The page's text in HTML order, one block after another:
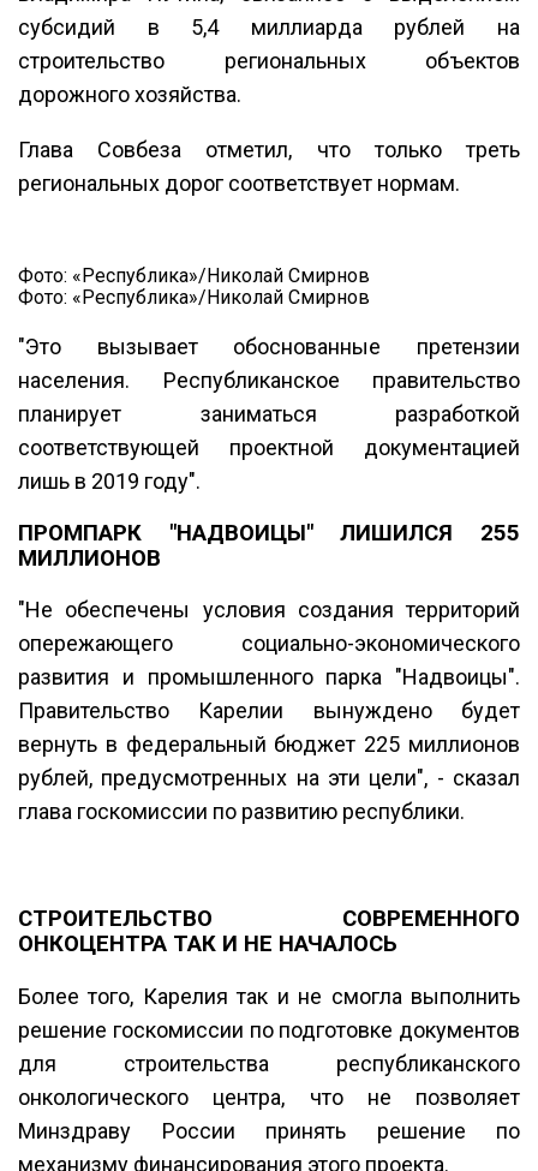
субсидий в 5,4 миллиарда рублей на
строительство региональных объектов
дорожного хозяйства.
Глава Совбеза отметил, что только треть
региональных дорог соответствует нормам.
Фото: «Республика»/Николай Смирнов
Фото: «Республика»/Николай Смирнов
"Это вызывает обоснованные претензии
населения. Республиканское правительство
планирует заниматься разработкой
соответствующей проектной документацией
лишь в 2019 году".
ПРОМПАРК "НАДВОИЦЫ" ЛИШИЛСЯ 255
МИЛЛИОНОВ
"Не обеспечены условия создания территорий
опережающего социально-экономического
развития и промышленного парка "Надвоицы".
Правительство Карелии вынуждено будет
вернуть в федеральный бюджет 225 миллионов
рублей, предусмотренных на эти цели", - сказал
глава госкомиссии по развитию республики.
СТРОИТЕЛЬСТВО СОВРЕМЕННОГО
ОНКОЦЕНТРА ТАК И НЕ НАЧАЛОСЬ
Более того, Карелия так и не смогла выполнить
решение госкомиссии по подготовке документов
для строительства республиканского
онкологического центра, что не позволяет
Минздраву России принять решение по
механизму финансирования этого проекта.